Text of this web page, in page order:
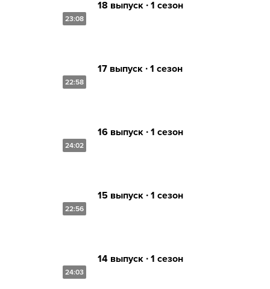
23:08
18 выпуск ∙ 1 сезон
22:58
17 выпуск ∙ 1 сезон
24:02
16 выпуск ∙ 1 сезон
22:56
15 выпуск ∙ 1 сезон
24:03
14 выпуск ∙ 1 сезон